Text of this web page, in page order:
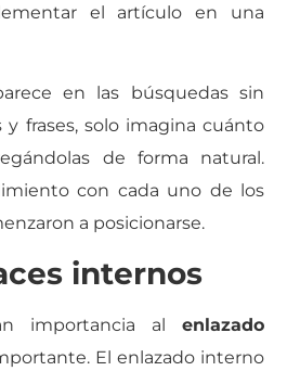
el artículo en una
en las búsquedas sin
y frases, solo imagina cuánto
de forma natural.
con cada uno de los
a posicionarse.
internos
importancia al enlazado
El enlazado interno